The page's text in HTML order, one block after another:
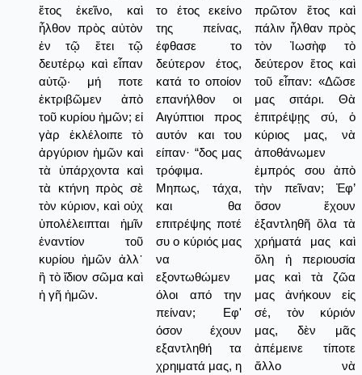
ἔτος ἐκεῖνο, καὶ
ἦλθον πρὸς αὐτὸν
ἐν τῷ ἔτει τῷ
δευτέρῳ καὶ εἶπαν
αὐτῷ· μή ποτε
ἐκτριβῶμεν ἀπὸ
τοῦ κυρίου ἡμῶν; εἰ
γὰρ ἐκλέλοιπε τὸ
ἀργύριον ἡμῶν καὶ
τὰ ὑπάρχοντα καὶ
τὰ κτήνη πρὸς σὲ
τὸν κύριον, καὶ οὐχ
ὑπολέλειπται ἡμῖν
ἐναντίον τοῦ
κυρίου ἡμῶν ἀλλ᾿
ἢ τὸ ἴδιον σῶμα καὶ
ἡ γῆ ἡμῶν.
το έτος εκείνο
της πείνας,
έφθασε το
δεύτερον έτος,
κατά το οποίον
επανήλθον οι
Αιγύπτιοι προς
αυτόν και του
είπαν· “δος μας
τρόφιμα.
Μηπως, τάχα,
και θα
επιτρέψης ποτέ
συ ο κύριός μας
να
εξοντωθώμεν
όλοι από την
πείναν; Εφ'
όσον έχουν
εξαντληθή τα
χρηιματά μας, η
πρῶτον ἔτος καὶ
πάλιν ἦλθαν πρὸς
τὸν Ἰωσὴφ τὸ
δεύτερον ἔτος καὶ
τοῦ εἶπαν: «Δῶσε
μας σιτάρι. Θὰ
ἐπιτρέψῃς σύ, ὁ
κύριος μας, νὰ
ἀποθάνωμεν
ἐμπρός σου ἀπὸ
τὴν πεῖναν; Ἐφ’
ὅσον ἔχουν
ἐξαντληθῆ ὅλα τὰ
χρήματά μας καὶ
ὅλη ἡ περιουσία
μας καὶ τὰ ζῶα
μας ἀνήκουν εἰς
σέ, τὸν κύριόν
μας, δὲν μᾶς
ἀπέμεινε τίποτε
ἄλλο νὰ